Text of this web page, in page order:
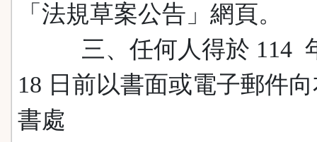
「法規草案公告」網頁。
三、任何人得於 114
18 日前以書面或電子郵件
書處